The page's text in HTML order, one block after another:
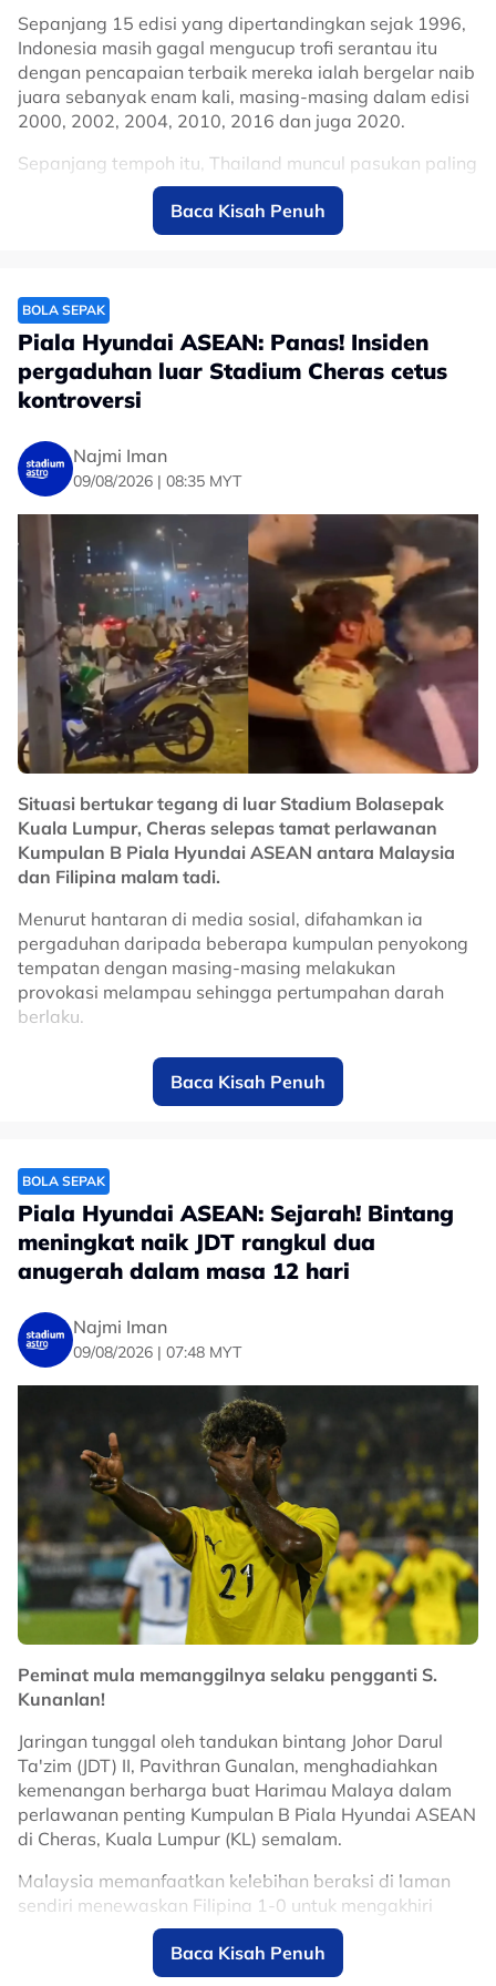
Sepanjang 15 edisi yang dipertandingkan sejak 1996,
Indonesia masih gagal mengucup trofi serantau itu
dengan pencapaian terbaik mereka ialah bergelar naib
juara sebanyak enam kali, masing-masing dalam edisi
2000, 2002, 2004, 2010, 2016 dan juga 2020.
Sepanjang tempoh itu, Thailand muncul pasukan paling
berjaya dengan tujuh gelaran, diikuti Singapura
dengan empat gelaran dan Vietnam dengan tiga
menewaskan Indonesia dalam edisi 2010, sekali gus
menjadikan Indonesia satu-satunya pasukan gergasi
rantau ini yang masih kempunan gelaran berkenaan.
Dan impian 290 juta rakyat Indonesia untuk melihat
itu dalam edisi kali ini juga tidak kesampaian apabila
Garuda gagal melepasi peringkat kumpulan selepas
muncul pasukan ketiga teratas Kumpulan A, walaupun
menurunkan skuad paling mahal daripada segi nilai
pasaran pemain.
Separuh akhir edisi kali ini juga mempertemukan empat
bekas juara, di mana Thailand akan berdepan
Singapura dan Vietnam akan berdepan Malaysia
dalam dua perlawanan timbal balik minggu depan.
No node context available.
Related Topics
#bola sepak #Piala Hyundai ASEAN #Harimau Malaya #Indonesia
Baca Kisah Penuh
BOLA SEPAK
Piala Hyundai ASEAN: Panas! Insiden
pergaduhan luar Stadium Cheras cetus
kontroversi
Najmi Iman
09/08/2026 | 08:35 MYT
Situasi bertukar tegang di luar Stadium Bolasepak
Kuala Lumpur, Cheras selepas tamat perlawanan
Kumpulan B Piala Hyundai ASEAN antara Malaysia
dan Filipina malam tadi.
Menurut hantaran di media sosial, difahamkan ia
pergaduhan daripada beberapa kumpulan penyokong
tempatan dengan masing-masing melakukan
provokasi melampau sehingga pertumpahan darah
berlaku.
Video yang tular menyaksikan keadaan tidak terkawan
sehingga menyebabkan kesesakan lalu lintas sebelum
semuanya berundur dan suasana kembali tenang untuk
Video:
View this post on Instagram
A post shared by aftematchriot2.0 SEA (@afte.matchriot2.0)
Setakat ini, tiada sumber rasmi berkaitan punca
sebenar insiden tersebut.
Namun, ia jelas mencemarkan kemeriahan lagi-lagi
Baca Kisah Penuh
BOLA SEPAK
Piala Hyundai ASEAN: Sejarah! Bintang
meningkat naik JDT rangkul dua
anugerah dalam masa 12 hari
Najmi Iman
09/08/2026 | 07:48 MYT
Peminat mula memanggilnya selaku pengganti S.
Kunanlan!
Jaringan tunggal oleh tandukan bintang Johor Darul
Ta'zim (JDT) II, Pavithran Gunalan, menghadiahkan
kemenangan berharga buat Harimau Malaya dalam
perlawanan penting Kumpulan B Piala Hyundai ASEAN
di Cheras, Kuala Lumpur (KL) semalam.
Malaysia memanfaatkan kelebihan beraksi di laman
sendiri menewaskan Filipina 1-0 untuk mengakhiri
saingan Kumpulan B di tempat kedua untuk bergelar
naib juara di belakang Thailand, sekali gus mara ke
Baca Kisah Penuh